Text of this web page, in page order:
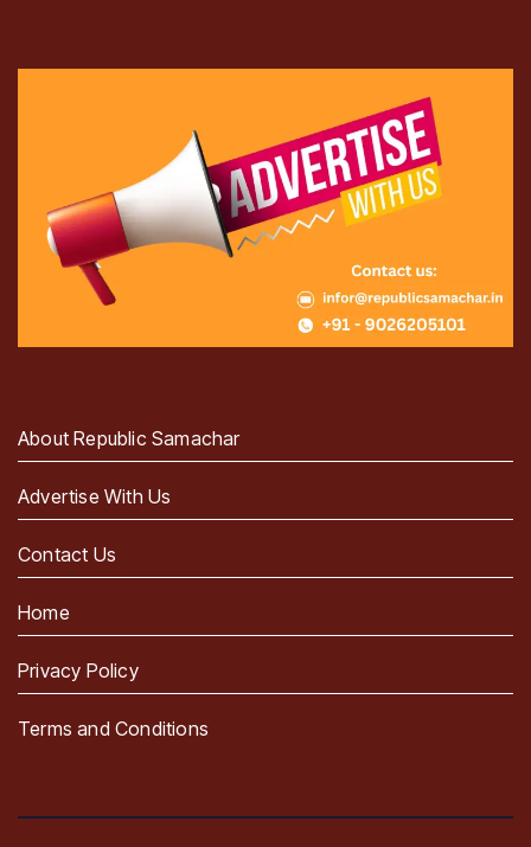
About Republic Samachar
Advertise With Us
Contact Us
Home
Privacy Policy
Terms and Conditions